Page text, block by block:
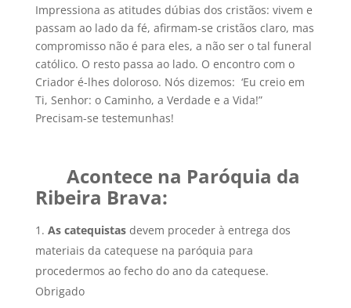
Impressiona as atitudes dúbias dos cristãos: vivem e
passam ao lado da fé, afirmam-se cristãos claro, mas
compromisso não é para eles, a não ser o tal funeral
católico. O resto passa ao lado. O encontro com o
Criador é-lhes doloroso. Nós dizemos: ‘Eu creio em
Ti, Senhor: o Caminho, a Verdade e a Vida!”
Precisam-se testemunhas!
Acontece na Paróquia da
Ribeira Brava:
As catequistasdevem proceder à entrega dos
materiais da catequese na paróquia para
procedermos ao fecho do ano da catequese.
Obrigado